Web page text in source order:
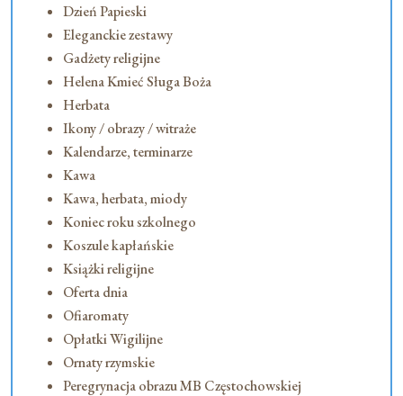
Dzień Papieski
Eleganckie zestawy
Gadżety religijne
Helena Kmieć Sługa Boża
Herbata
Ikony / obrazy / witraże
Kalendarze, terminarze
Kawa
Kawa, herbata, miody
Koniec roku szkolnego
Koszule kapłańskie
Książki religijne
Oferta dnia
Ofiaromaty
Opłatki Wigilijne
Ornaty rzymskie
Peregrynacja obrazu MB Częstochowskiej